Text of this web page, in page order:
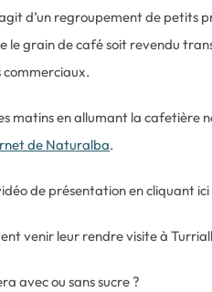
d’un regroupement de
le grain de café soit revendu
matins en allumant la cafetière
de Naturalba.
de présentation en cliquant ici
venir leur rendre visite à
avec ou sans sucre ?